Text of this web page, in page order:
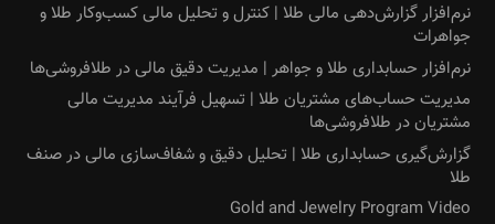
نرم‌افزار گزارش‌دهی مالی طلا | کنترل و تحلیل مالی کسب‌وکار طلا و
جواهرات
نرم‌افزار حسابداری طلا و جواهر | مدیریت دقیق مالی در طلافروشی‌ها
مدیریت حساب‌های مشتریان طلا | تسهیل فرآیند مدیریت مالی
مشتریان در طلافروشی‌ها
گزارش‌گیری حسابداری طلا | تحلیل دقیق و شفاف‌سازی مالی در صنف
طلا
Gold and Jewelry Program Video